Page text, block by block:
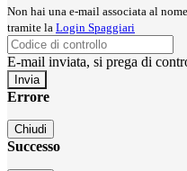
Non hai una e-mail associata al
tramite la Login Spaggiari
E-mail inviata, si prega di
Errore
Chiudi
Successo